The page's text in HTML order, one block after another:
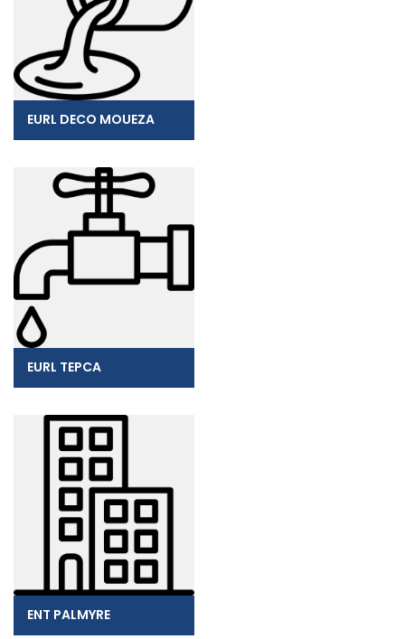
EURL DECO MOUEZA
EURL TEPCA
ENT PALMYRE